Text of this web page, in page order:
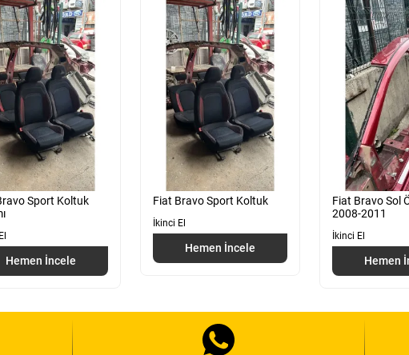
Sport Koltuk
Hemen İncele
Fiat Bravo Sport Koltuk
İkinci El
Hemen İncele
Fiat Bravo Sol
2008-2011
İkinci El
Hemen